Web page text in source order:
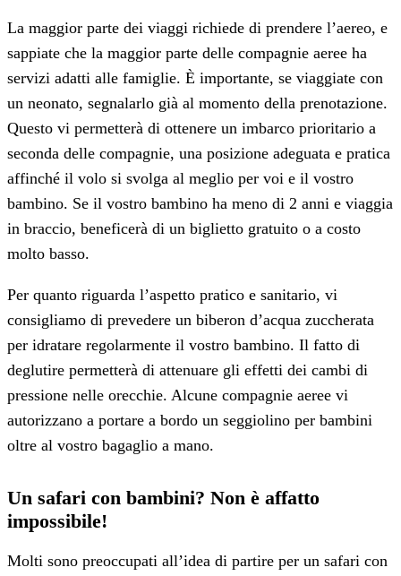
La maggior parte dei viaggi richiede di prendere l’aereo, e
sappiate che la maggior parte delle compagnie aeree ha
servizi adatti alle famiglie. È importante, se viaggiate con
un neonato, segnalarlo già al momento della prenotazione.
Questo vi permetterà di ottenere un imbarco prioritario a
seconda delle compagnie, una posizione adeguata e pratica
affinché il volo si svolga al meglio per voi e il vostro
bambino. Se il vostro bambino ha meno di 2 anni e viaggia
in braccio, beneficerà di un biglietto gratuito o a costo
molto basso.
Per quanto riguarda l’aspetto pratico e sanitario, vi
consigliamo di prevedere un biberon d’acqua zuccherata
per idratare regolarmente il vostro bambino. Il fatto di
deglutire permetterà di attenuare gli effetti dei cambi di
pressione nelle orecchie. Alcune compagnie aeree vi
autorizzano a portare a bordo un seggiolino per bambini
oltre al vostro bagaglio a mano.
Un safari con bambini? Non è affatto
impossibile!
Molti sono preoccupati all’idea di partire per un safari con